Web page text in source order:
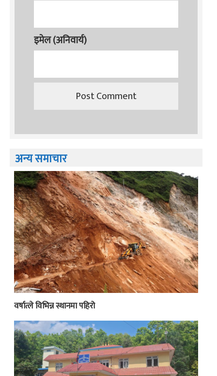
इमेल (अनिवार्य)
अन्य समाचार
वर्षात्ले विभिन्न स्थानमा पहिरो